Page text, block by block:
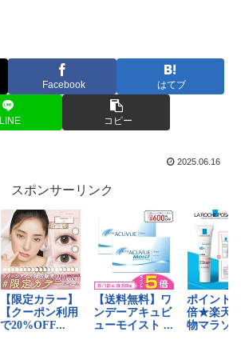
Facebook はてブ
LINE コピー
2025.06.16
スポンサーリンク